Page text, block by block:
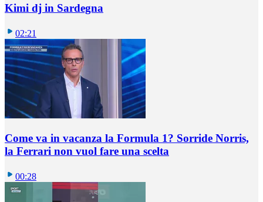
Kimi dj in Sardegna
02:21
Come va in vacanza la Formula 1? Sorride Norris,
la Ferrari non vuol fare una scelta
00:28